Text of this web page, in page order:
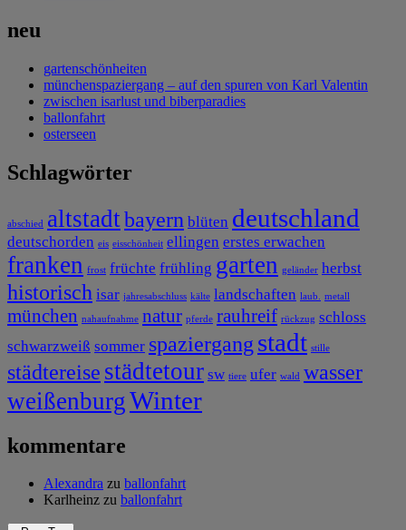
neu
gartenschönheiten
münchenspaziergang – auf den spuren von Karl Valentin
zwischen isarlust und biberparadies
ballonfahrt
osterseen
Schlagwörter
abschied altstadtbayern blüten deutschland
deutschorden eis eisschönheit ellingen erstes erwachen
franken frost früchte frühling garten geländer herbst
historisch isar jahresabschluss kälte landschaften laub. metall
münchen nahaufnahme natur pferde rauhreif rückzug schloss
schwarzweiß sommer spaziergang stadt stille
städtereise städtetour sw tiere ufer wald wasser
weißenburgWinter
kommentare
Alexandra zu ballonfahrt
Karlheinz zu ballonfahrt